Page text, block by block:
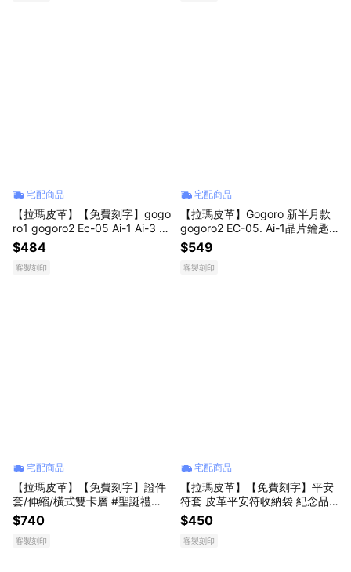
宅配商品
【拉瑪皮革】【免費刻字】gogo
ro1 gogoro2 Ec-05 Ai-1 Ai-3 Ur
1 電動車鑰匙皮套 Airtag #聖誕
禮物 #生日禮物
$484
客製刻印
宅配商品
【拉瑪皮革】Gogoro 新半月款
gogoro2 EC-05. Ai-1晶片鑰匙
皮套保護套 機車鑰匙套 電動車
鑰匙
$549
客製刻印
宅配商品
【拉瑪皮革】【免費刻字】證件
套/伸縮/橫式雙卡層 #聖誕禮物
#生日禮物
$740
客製刻印
宅配商品
【拉瑪皮革】【免費刻字】平安
符套 皮革平安符收納袋 紀念品
皮件 真皮 #聖誕禮物 #生日禮物
$450
客製刻印